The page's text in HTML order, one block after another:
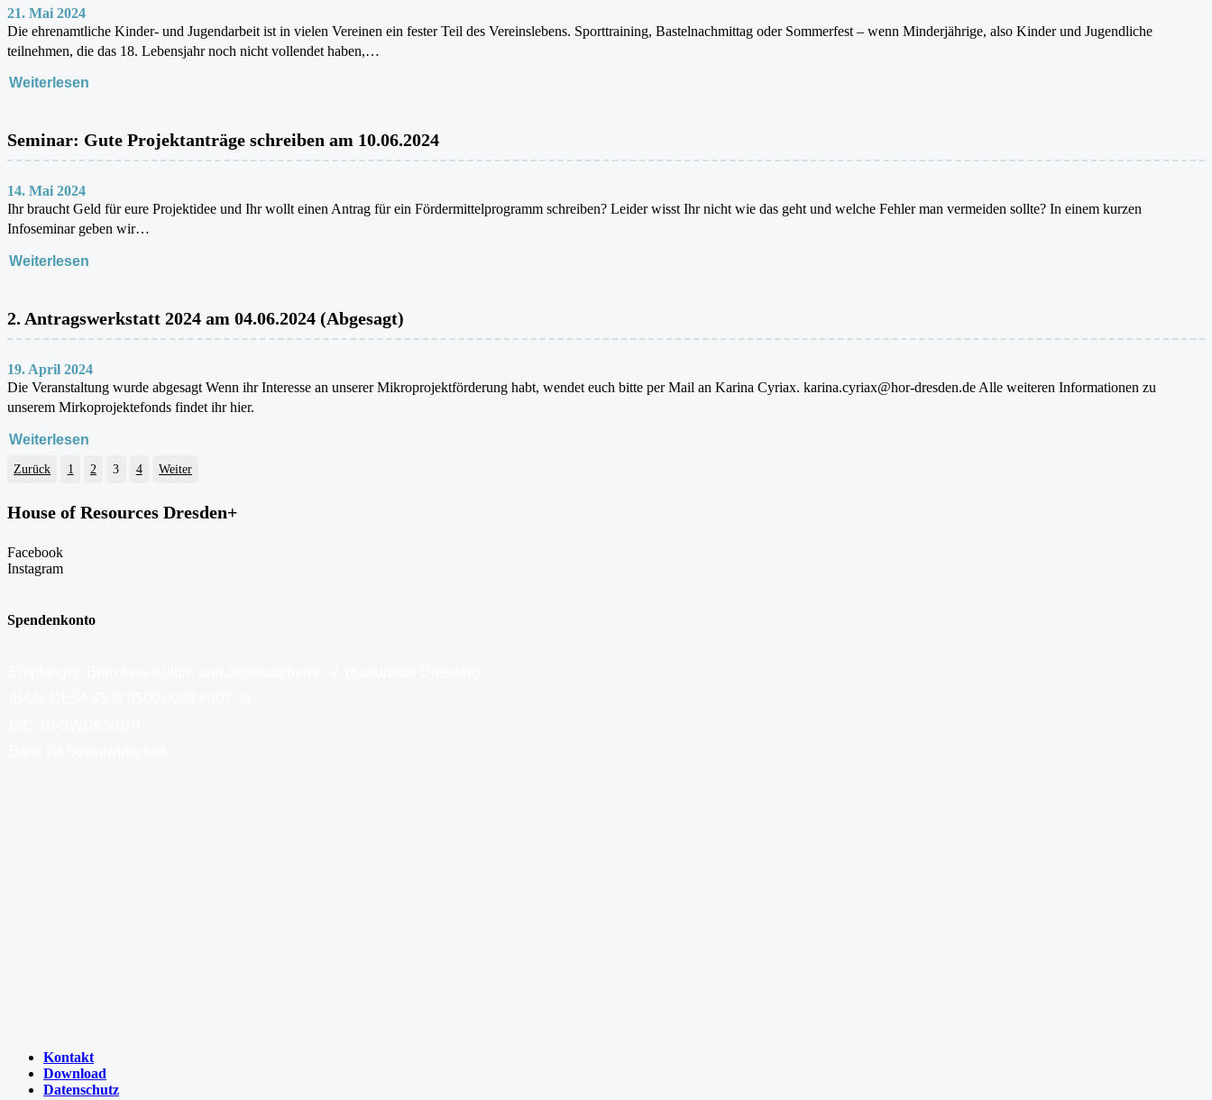
21. Mai 2024
Die ehrenamtliche Kinder- und Jugendarbeit ist in vielen Vereinen ein fester Teil des Vereinslebens. Sporttraining, Bastelnachmittag oder Sommerfest – wenn Minderjährige, also Kinder und Jugendliche
teilnehmen, die das 18. Lebensjahr noch nicht vollendet haben,…
Weiterlesen
Seminar: Gute Projektanträge schreiben am 10.06.2024
14. Mai 2024
Ihr braucht Geld für eure Projektidee und Ihr wollt einen Antrag für ein Fördermittelprogramm schreiben? Leider wisst Ihr nicht wie das geht und welche Fehler man vermeiden sollte? In einem kurzen
Infoseminar geben wir…
Weiterlesen
2. Antragswerkstatt 2024 am 04.06.2024 (Abgesagt)
19. April 2024
Die Veranstaltung wurde abgesagt Wenn ihr Interesse an unserer Mikroprojektförderung habt, wendet euch bitte per Mail an Karina Cyriax. karina.cyriax@hor-dresden.de Alle weiteren Informationen zu
unserem Mirkoprojektefonds findet ihr hier.
Weiterlesen
Zurück 1 2 3 4 Weiter
House of Resources Dresden+
Facebook
Instagram
Spendenkonto
Kontakt
Download
Datenschutz